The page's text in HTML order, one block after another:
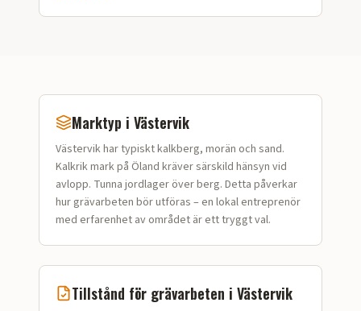
Marktyp i Västervik
Västervikhar typisktkalkberg, morän och sand.
Kalkrik mark på Öland kräver särskild hänsyn vid
avlopp. Tunna jordlager över berg. Detta påverkar
hur grävarbeten bör utföras – en lokal entreprenör
med erfarenhet av området är ett tryggt val.
Tillstånd för grävarbeten i Västervik